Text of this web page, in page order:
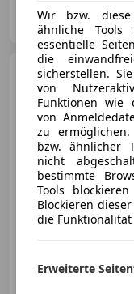
Autohaus Pestuka GmbH
AT-2225 Zistersdorf
07/2026 15 000
Wir bzw.
ähnliche
essentielle
die
sicherstellen.
von
Funktionen wie
von
zu
bzw. ähnlicher
nicht
bestimmte
Tools
Blockieren
die
Erweiterte